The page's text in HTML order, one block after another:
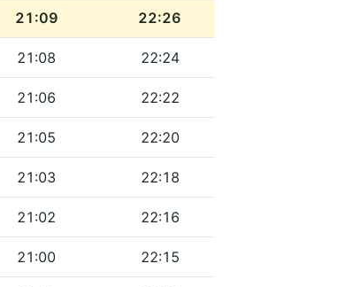
21:09 22:26
21:08 22:24
21:06 22:22
21:05 22:20
21:03 22:18
21:02 22:16
21:00 22:15